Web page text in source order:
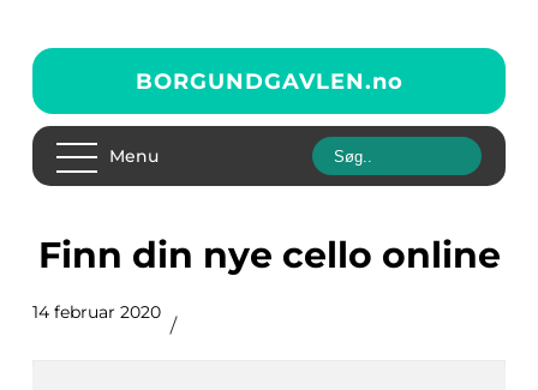
BORGUNDGAVLEN.no
Menu
Finn din nye cello online
14 februar 2020